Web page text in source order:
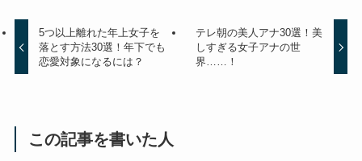
5つ以上離れた年上女子を
落とす方法30選！年下でも
恋愛対象になるには？
テレ朝の美人アナ30選！美
しすぎる女子アナの世
界……！
この記事を書いた人